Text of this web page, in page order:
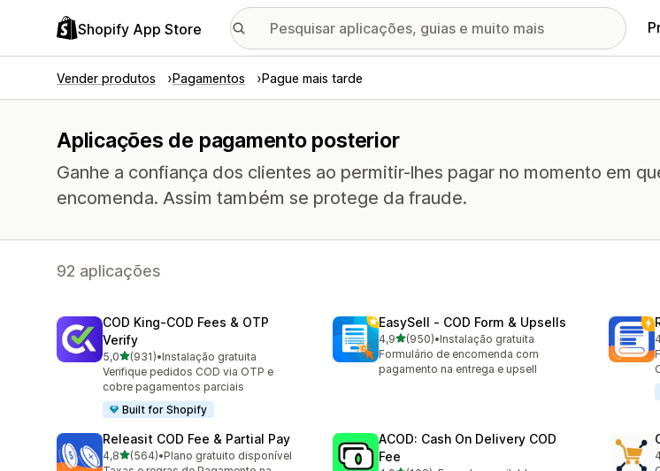
Shopify App Store
Vender produtos Pagamentos Pague mais tarde
Aplicações de pagamento posterior
Ganhe a confiança dos clientes ao permitir-lhes pagar no momento em
encomenda. Assim também se protege da fraude.
92 aplicações
COD King‑COD Fees & OTP
Verify
5,0de 5 estrelas
(931)
931 total de avaliações
•Instalação gratuita
Verifique pedidos COD via OTP e
cobre pagamentos parciais
Built for Shopify
EasySell ‑ COD Form & Upsells
4,9de 5 estrelas
(950)
950 total de avaliações
•Instalação gratuita
Formulário de encomenda com
pagamento na entrega e upsell
Releasit COD Fee & Partial Pay
4,8de 5 estrelas
(564)
564 total de avaliações
•Plano gratuito disponível
ACOD: Cash On Delivery COD
Fee